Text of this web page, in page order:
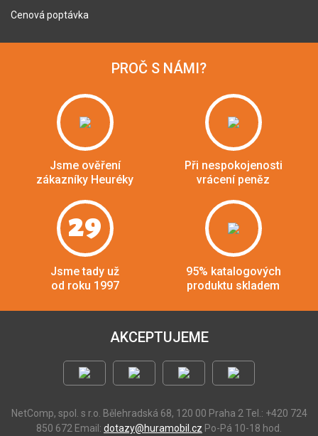
Cenová poptávka
PROČ S NÁMI?
Jsme ověření
zákazníky Heuréky
Při nespokojenosti
vrácení peněz
29
Jsme tady už
od roku 1997
95% katalogových
produktu skladem
AKCEPTUJEME
NetComp, spol. s r.o. Bělehradská 68, 120 00 Praha 2 Tel.: +420 724
850 672 Email: dotazy@huramobil.cz Po-Pá 10-18 hod.